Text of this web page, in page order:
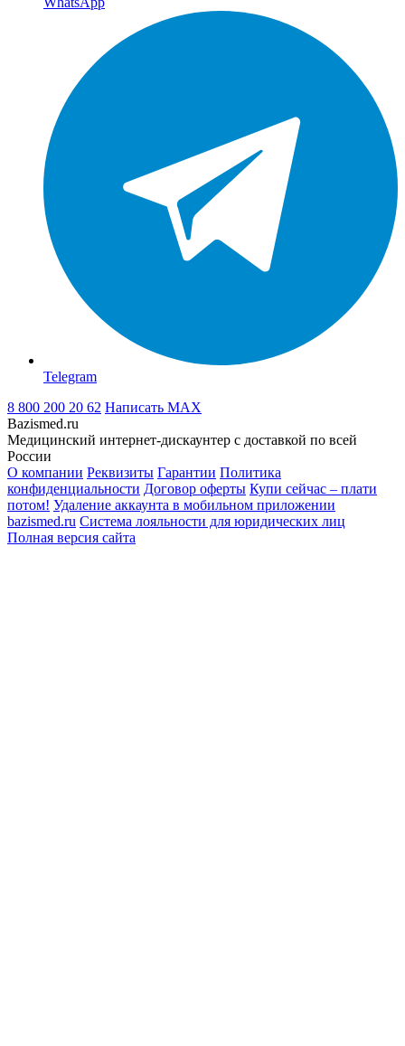
Telegram
8 800 200 20 62 Написать MAX
Bazismed.ru
Медицинский интернет-дискаунтер с доставкой по всей
России
О компании Реквизиты Гарантии Политика
конфиденциальности Договор оферты Купи сейчас – плати
потом! Удаление аккаунта в мобильном приложении
bazismed.ru Система лояльности для юридических лиц
Полная версия сайта